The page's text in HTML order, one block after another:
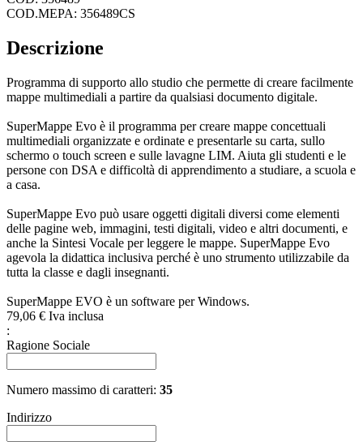
COD.MEPA: 356489CS
Descrizione
Programma di supporto allo studio che permette di creare facilmente
mappe multimediali a partire da qualsiasi documento digitale.
SuperMappe Evo è il programma per creare mappe concettuali
multimediali organizzate e ordinate e presentarle su carta, sullo
schermo o touch screen e sulle lavagne LIM. Aiuta gli studenti e le
persone con DSA e difficoltà di apprendimento a studiare, a scuola e
a casa.
SuperMappe Evo può usare oggetti digitali diversi come elementi
delle pagine web, immagini, testi digitali, video e altri documenti, e
anche la Sintesi Vocale per leggere le mappe. SuperMappe Evo
agevola la didattica inclusiva perché è uno strumento utilizzabile da
tutta la classe e dagli insegnanti.
SuperMappe EVO è un software per Windows.
79,06 € Iva inclusa
:
Ragione Sociale
Numero massimo di caratteri: 35
Indirizzo